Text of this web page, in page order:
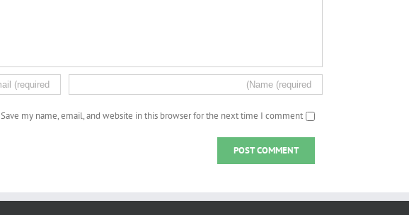
Save my name, email, and website in this browser for the next time I comment.